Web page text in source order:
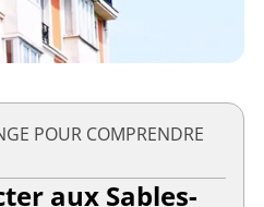
POUR COMPRENDRE
aux Sables-